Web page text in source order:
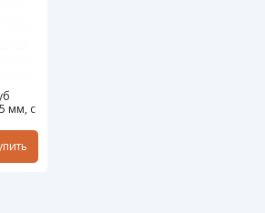
мм, с